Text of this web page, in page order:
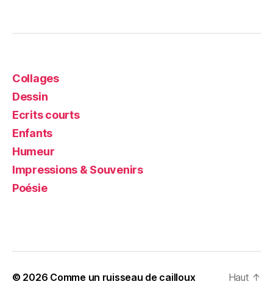
Collages
Dessin
Ecrits courts
Enfants
Humeur
Impressions & Souvenirs
Poésie
© 2026 Comme un ruisseau de cailloux Haut ↑